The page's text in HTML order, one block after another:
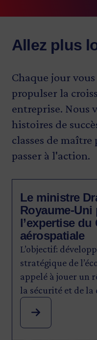
Allez plus
Chaque jour
propulser la
entreprise. Nous
histoires de
classes de
passer à l'action.
Le ministre
Royaume-
l’expertise du
aérospatiale
L’objectif:
stratégique de
appelé à jouer un
la sécurité et de la